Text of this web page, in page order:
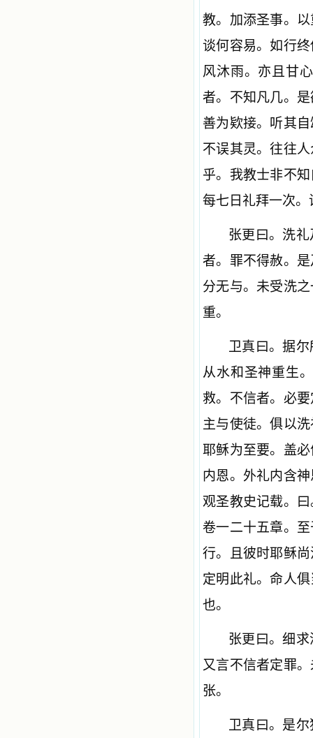
教。加添圣事。
谈何容易。如行
风沐雨。亦且甘
者。不知凡几。
善为欵接。听其
不误其灵。往往
乎。我教士非不
每七日礼拜一次
张更曰。洗
者。罪不得赦。
分无与。未受洗
重。
卫真曰。据
从水和圣神重生
救。不信者。必
主与使徒。俱以
耶稣为至要。盖
内恩。外礼内含
观圣教史记载。
卷一二十五章。
行。且彼时耶稣尚
定明此礼。命人
也。
张更曰。细
又言不信者定罪
张。
卫真曰。是